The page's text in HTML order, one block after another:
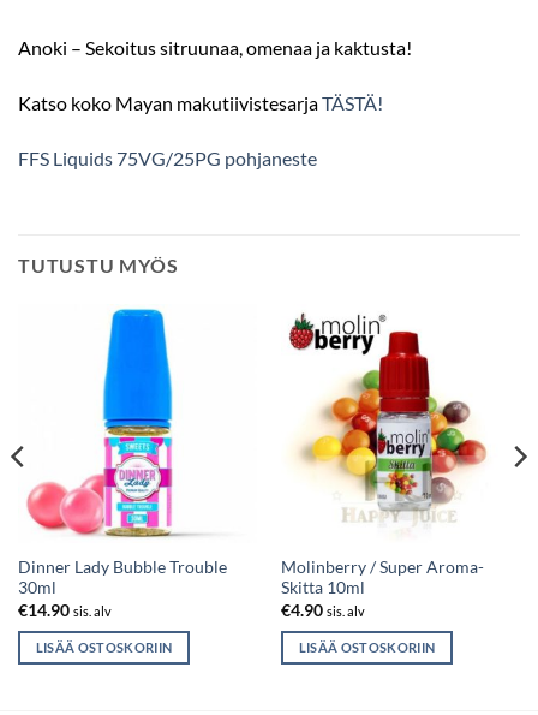
Anoki – Sekoitus sitruunaa, omenaa ja kaktusta!
Katso koko Mayan makutiivistesarjaTÄSTÄ!
FFS Liquids 75VG/25PG pohjaneste
TUTUSTU MYÖS
Dinner Lady Bubble Trouble
30ml
€14.90 sis. alv
LISÄÄ OSTOSKORIIN
Molinberry / Super Aroma-
Skitta 10ml
€4.90 sis. alv
LISÄÄ OSTOSKORIIN